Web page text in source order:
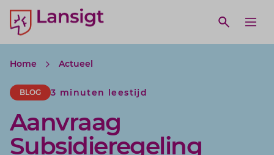
Lansigt Accountants logo
Open
search website
Home Actueel
BLOG 3 minuten leestijd
Aanvraag
Subsidieregeling